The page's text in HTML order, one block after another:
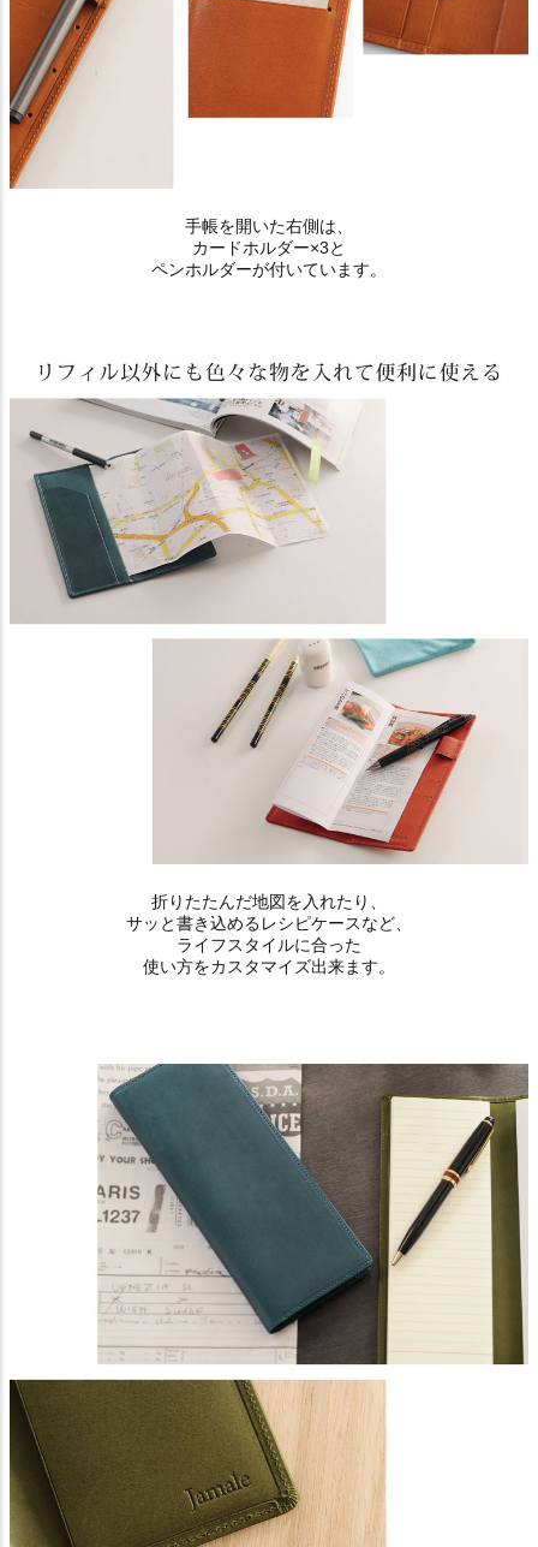
手帳を開いた右側は、
カードホルダー×3と
ペンホルダーが付いています。
折りたたんだ地図を入れたり、
サッと書き込めるレシピケースなど、
ライフスタイルに合った
使い方をカスタマイズ出来ます。